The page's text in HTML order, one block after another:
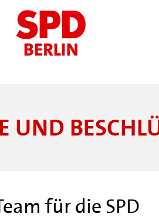
UND
für die SPD